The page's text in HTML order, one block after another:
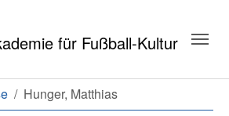
Hunger, Matthias